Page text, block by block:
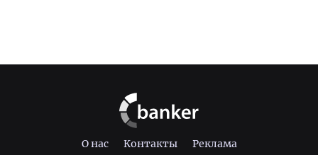
О нас Контакты Реклама